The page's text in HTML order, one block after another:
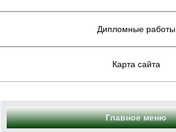
Дипломные работы
Карта сайта
Главное меню